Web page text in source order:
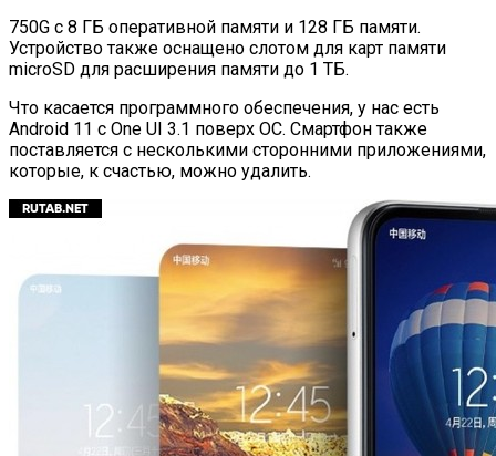
750G с 8 ГБ оперативной памяти и 128 ГБ памяти.
Устройство также оснащено слотом для карт памяти
microSD для расширения памяти до 1 ТБ.
Что касается программного обеспечения, у нас есть
Android 11 с One UI 3.1 поверх ОС. Смартфон также
поставляется с несколькими сторонними приложениями,
которые, к счастью, можно удалить.